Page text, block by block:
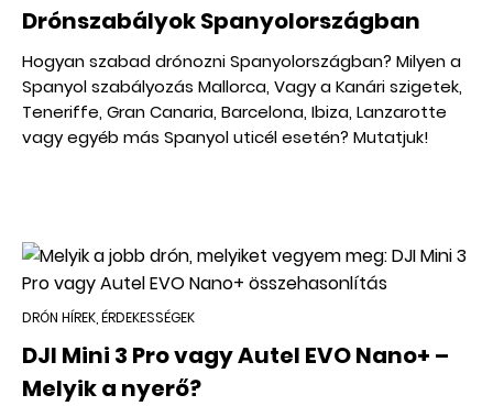
Drónszabályok Spanyolországban
Hogyan szabad drónozni Spanyolországban? Milyen a
Spanyol szabályozás Mallorca, Vagy a Kanári szigetek,
Teneriffe, Gran Canaria, Barcelona, Ibiza, Lanzarotte
vagy egyéb más Spanyol uticél esetén? Mutatjuk!
DRÓN HÍREK, ÉRDEKESSÉGEK
DJI Mini 3 Pro vagy Autel EVO Nano+ –
Melyik a nyerő?